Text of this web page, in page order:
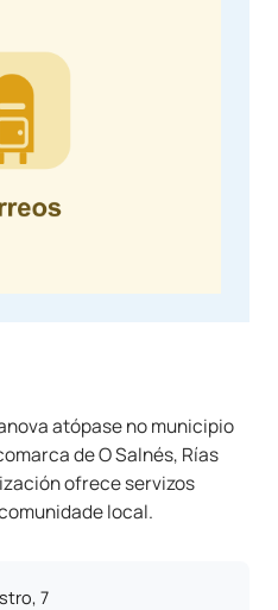
atópase no municipio
de O Salnés, Rías
ofrece servizos
local.
7